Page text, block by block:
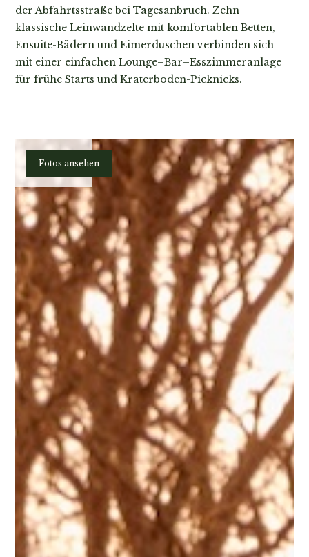
der Abfahrtsstraße bei Tagesanbruch. Zehn
klassische Leinwandzelte mit komfortablen Betten,
Ensuite-Bädern und Eimerduschen verbinden sich
mit einer einfachen Lounge–Bar–Esszimmeranlage
für frühe Starts und Kraterboden-Picknicks.
Planen
Fotos ansehen